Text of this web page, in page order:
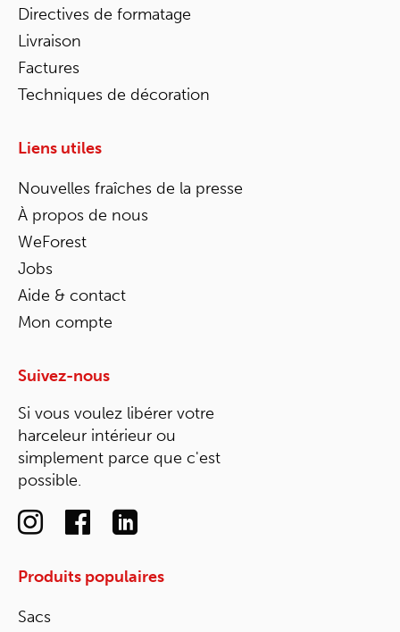
Directives de formatage
Livraison
Factures
Techniques de décoration
Liens utiles
Nouvelles fraîches de la presse
À propos de nous
WeForest
Jobs
Aide & contact
Mon compte
Suivez-nous
Si vous voulez libérer votre
harceleur intérieur ou
simplement parce que c'est
possible.
Produits populaires
Sacs